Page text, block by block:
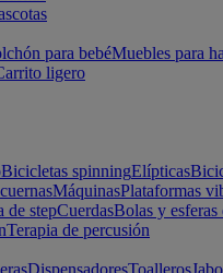
para bebéMuebles para
ligero
Bicicletas spinningElípticas
MáquinasPlataformas
de stepCuerdasBolas y
Terapia de percusión
DispensadoresToalleros